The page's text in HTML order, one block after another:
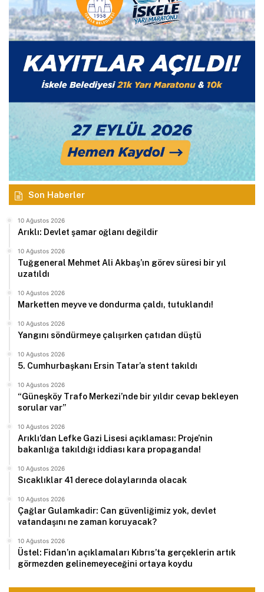
Son Haberler
10 Ağustos 2026
Arıklı: Devlet şamar oğlanı değildir
10 Ağustos 2026
Tuğgeneral Mehmet Ali Akbaş’ın görev süresi bir yıl
uzatıldı
10 Ağustos 2026
Marketten meyve ve dondurma çaldı, tutuklandı!
10 Ağustos 2026
Yangını söndürmeye çalışırken çatıdan düştü
10 Ağustos 2026
5. Cumhurbaşkanı Ersin Tatar’a stent takıldı
10 Ağustos 2026
“Güneşköy Trafo Merkezi’nde bir yıldır cevap bekleyen
sorular var”
10 Ağustos 2026
Arıklı’dan Lefke Gazi Lisesi açıklaması: Proje’nin
bakanlığa takıldığı iddiası kara propaganda!
10 Ağustos 2026
Sıcaklıklar 41 derece dolaylarında olacak
10 Ağustos 2026
Çağlar Gulamkadir: Can güvenliğimiz yok, devlet
vatandaşını ne zaman koruyacak?
10 Ağustos 2026
Üstel: Fidan’ın açıklamaları Kıbrıs’ta gerçeklerin artık
görmezden gelinemeyeceğini ortaya koydu